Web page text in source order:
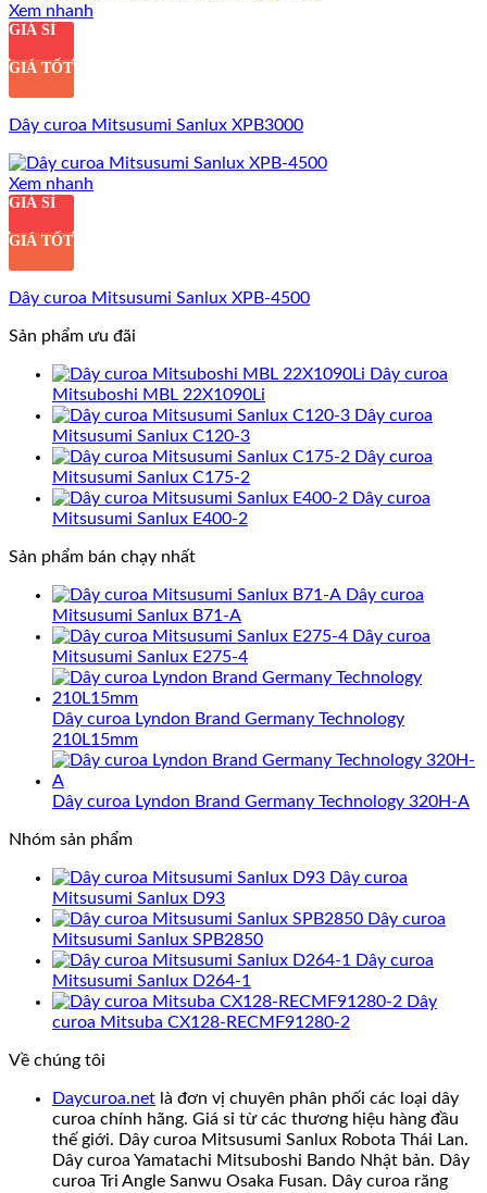
Xem nhanh
GIÁ SỈ
GIÁ TỐT
Dây curoa Mitsusumi Sanlux XPB3000
Xem nhanh
GIÁ SỈ
GIÁ TỐT
Dây curoa Mitsusumi Sanlux XPB-4500
Sản phẩm ưu đãi
Dây curoa
Mitsuboshi MBL 22X1090Li
Dây curoa
Mitsusumi Sanlux C120-3
Dây curoa
Mitsusumi Sanlux C175-2
Dây curoa
Mitsusumi Sanlux E400-2
Sản phẩm bán chạy nhất
Dây curoa
Mitsusumi Sanlux B71-A
Dây curoa
Mitsusumi Sanlux E275-4
Dây curoa Lyndon Brand Germany Technology
210L15mm
Dây curoa Lyndon Brand Germany Technology 320H-A
Nhóm sản phẩm
Dây curoa
Mitsusumi Sanlux D93
Dây curoa
Mitsusumi Sanlux SPB2850
Dây curoa
Mitsusumi Sanlux D264-1
Dây
curoa Mitsuba CX128-RECMF91280-2
Về chúng tôi
Daycuroa.net là đơn vị chuyên phân phối các loại dây
curoa chính hãng. Giá sỉ từ các thương hiệu hàng đầu
thế giới. Dây curoa Mitsusumi Sanlux Robota Thái Lan.
Dây curoa Yamatachi Mitsuboshi Bando Nhật bản. Dây
curoa Tri Angle Sanwu Osaka Fusan. Dây curoa răng